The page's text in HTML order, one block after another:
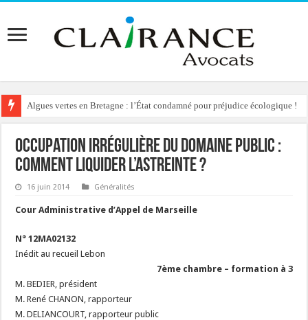
Algues vertes en Bretagne : l’État condamné pour préjudice écologique !
Occupation irrégulière du domaine public :
comment liquider l’astreinte ?
16 juin 2014 Généralités
Cour Administrative d’Appel de Marseille
N° 12MA02132
Inédit au recueil Lebon
7ème chambre – formation à 3
M. BEDIER, président
M. René CHANON, rapporteur
M. DELIANCOURT, rapporteur public